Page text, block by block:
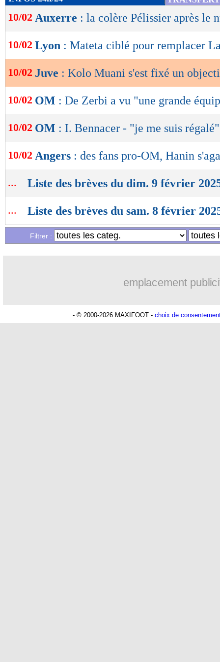
de
lecture
OK
10/02 Auxerre : la colère Pélissier après le
10/02 Lyon : Mateta ciblé pour remplacer
10/02 Juve : Kolo Muani s'est fixé un
10/02 OM : De Zerbi a vu "une grande
10/02 OM : I. Bennacer - "je me suis régalé"
10/02 Angers : des fans pro-OM, Hanin
... Liste des brèves du dim. 9 février
... Liste des brèves du sam. 8 février
Filtrer :
emplacement
- © 2000-2026 MAXIFOOT - choix de